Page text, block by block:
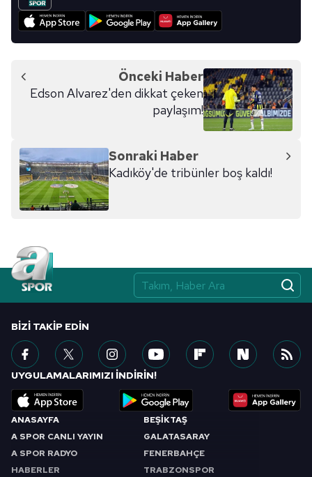
Önceki Haber
Edson Alvarez'den dikkat çeken
paylaşım!
Sonraki Haber
Kadıköy'de tribünler boş kaldı!
ANASAYFA
A SPOR CANLI YAYIN
A SPOR RADYO
HABERLER
BEŞİKTAŞ
GALATASARAY
FENERBAHÇE
TRABZONSPOR
BIZI TAKIP EDIN
UYGULAMALARIMIZI İNDİRİN!